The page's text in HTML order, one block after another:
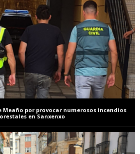
Meaño por provocar numerosos incendios
en Sanxenxo